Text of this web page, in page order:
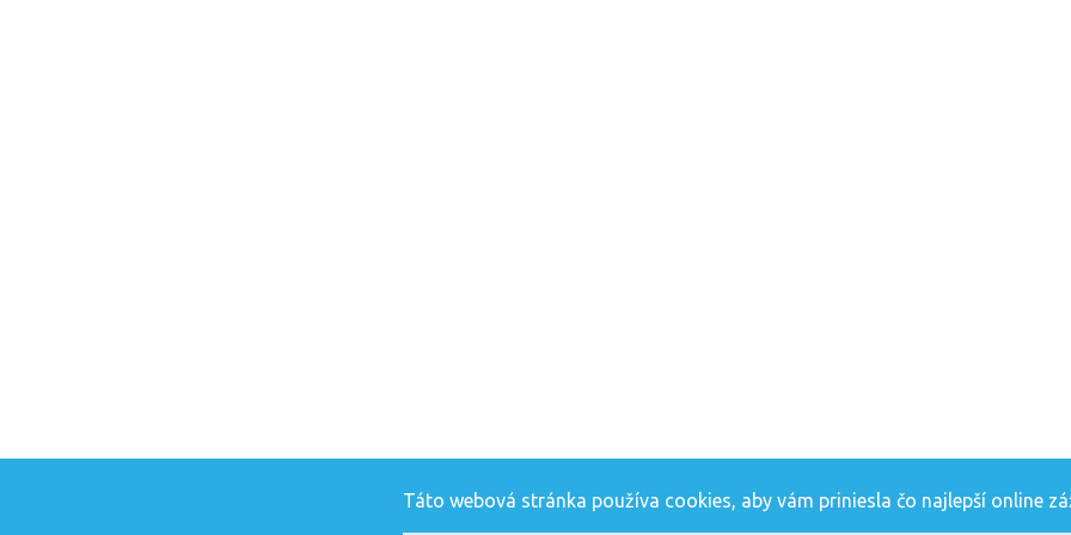
Táto webová stránka používa cookies, aby vám priniesla čo najlepší online